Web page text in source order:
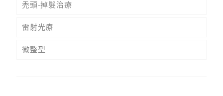
禿頭-掉髮治療
雷射光療
微整型